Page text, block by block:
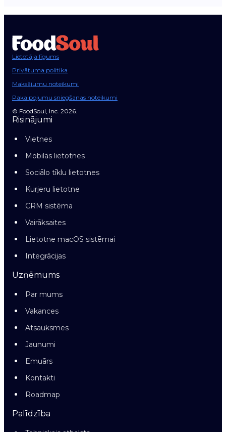
Lietotāja līgums
Privātuma politika
Maksājumu noteikumi
Pakalpojumu sniegšanas noteikumi
© FoodSoul, Inc. 2026.
Risinājumi
Vietnes
Mobilās lietotnes
Sociālo tīklu lietotnes
Kurjeru lietotne
CRM sistēma
Vairāksaites
Lietotne macOS sistēmai
Integrācijas
Uzņēmums
Par mums
Vakances
Atsauksmes
Jaunumi
Emuārs
Kontakti
Roadmap
Palīdzība